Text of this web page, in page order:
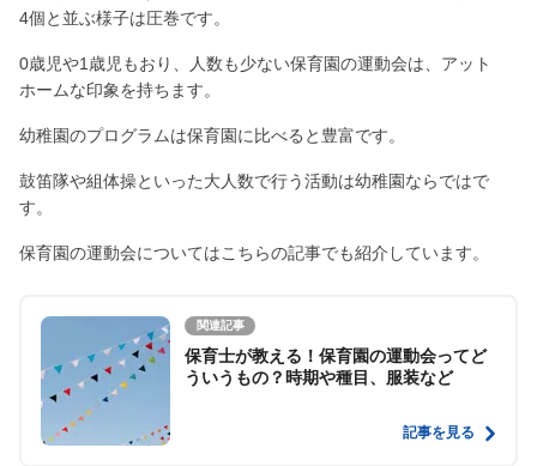
4個と並ぶ様子は圧巻です。
0歳児や1歳児もおり、人数も少ない保育園の運動会は、アット
ホームな印象を持ちます。
幼稚園のプログラムは保育園に比べると豊富です。
鼓笛隊や組体操といった大人数で行う活動は幼稚園ならではで
す。
保育園の運動会についてはこちらの記事でも紹介しています。
関連記事
保育士が教える！保育園の運動会ってど
ういうもの？時期や種目、服装など
記事を見る